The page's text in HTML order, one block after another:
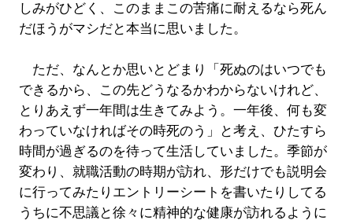
しみがひどく、このままこの苦痛に耐えるなら死ん
だほうがマシだと本当に思いました。
ただ、なんとか思いとどまり「死ぬのはいつでも
できるから、この先どうなるかわからないけれど、
とりあえず一年間は生きてみよう。一年後、何も変
わっていなければその時死のう」と考え、ひたすら
時間が過ぎるのを待って生活していました。季節が
変わり、就職活動の時期が訪れ、形だけでも説明会
に行ってみたりエントリーシートを書いたりしてる
うちに不思議と徐々に精神的な健康が訪れるように